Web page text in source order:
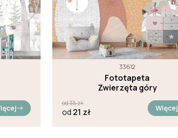
33612
Fototapeta
Zwierzęta góry
od35zł
od 21 zł Więcej